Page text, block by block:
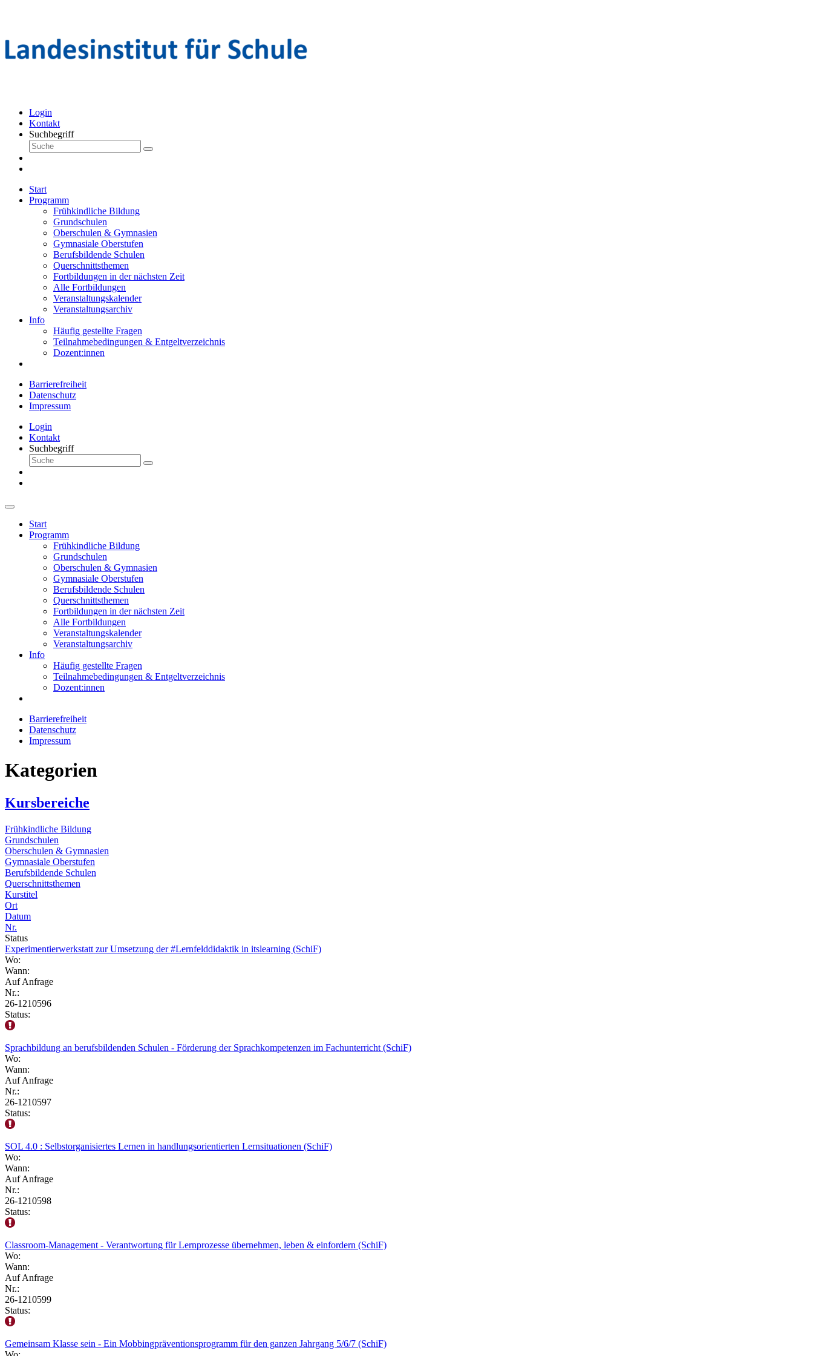
Login
Kontakt
Suchbegriff
Start
Programm
Frühkindliche Bildung
Grundschulen
Oberschulen & Gymnasien
Gymnasiale Oberstufen
Berufsbildende Schulen
Querschnittsthemen
Fortbildungen in der nächsten Zeit
Alle Fortbildungen
Veranstaltungskalender
Veranstaltungsarchiv
Info
Häufig gestellte Fragen
Teilnahmebedingungen & Entgeltverzeichnis
Dozent:innen
Barrierefreiheit
Datenschutz
Impressum
Login
Kontakt
Suchbegriff
Start
Programm
Frühkindliche Bildung
Grundschulen
Oberschulen & Gymnasien
Gymnasiale Oberstufen
Berufsbildende Schulen
Querschnittsthemen
Fortbildungen in der nächsten Zeit
Alle Fortbildungen
Veranstaltungskalender
Veranstaltungsarchiv
Info
Häufig gestellte Fragen
Teilnahmebedingungen & Entgeltverzeichnis
Dozent:innen
Barrierefreiheit
Datenschutz
Impressum
Kategorien
Kursbereiche
Frühkindliche Bildung
Grundschulen
Oberschulen & Gymnasien
Gymnasiale Oberstufen
Berufsbildende Schulen
Querschnittsthemen
Kurstitel
Ort
Datum
Nr.
Status
Experimentierwerkstatt zur Umsetzung der #Lernfelddidaktik in itslearning (SchiF)
Wo:
Wann:
Auf Anfrage
Nr.:
26-1210596
Status:
Sprachbildung an berufsbildenden Schulen - Förderung der Sprachkompetenzen im Fachunterricht (SchiF)
Wo:
Wann:
Auf Anfrage
Nr.:
26-1210597
Status:
SOL 4.0 : Selbstorganisiertes Lernen in handlungsorientierten Lernsituationen (SchiF)
Wo:
Wann:
Auf Anfrage
Nr.:
26-1210598
Status:
Classroom-Management - Verantwortung für Lernprozesse übernehmen, leben & einfordern (SchiF)
Wo:
Wann:
Auf Anfrage
Nr.:
26-1210599
Status:
Gemeinsam Klasse sein - Ein Mobbingpräventionsprogramm für den ganzen Jahrgang 5/6/7 (SchiF)